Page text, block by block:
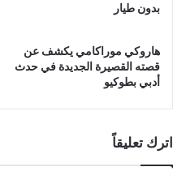
بدون طيار
هاروكي موراكامي يكشف عن
قصته القصيرة الجديدة في حدث
أدبي بطوكيو
اترك تعليقاً